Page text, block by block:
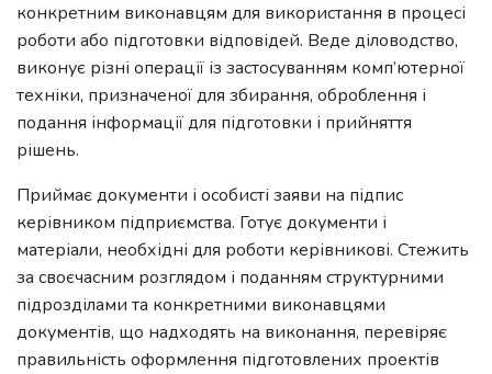
конкретним виконавцям для використання в процесі
роботи або підготовки відповідей. Веде діловодство,
виконує різні операції із застосуванням комп’ютерної
техніки, призначеної для збирання, оброблення і
подання інформації для підготовки і прийняття
рішень.
Приймає документи і особисті заяви на підпис
керівником підприємства. Готує документи і
матеріали, необхідні для роботи керівникові. Стежить
за своєчасним розглядом і поданням структурними
підрозділами та конкретними виконавцями
документів, що надходять на виконання, перевіряє
правильність оформлення підготовлених проектів